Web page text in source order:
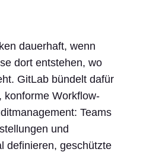
dauerhaft, wenn
dort entstehen, wo
GitLab bündelt dafür
konforme Workflow-
Teams
und
definieren, geschützte